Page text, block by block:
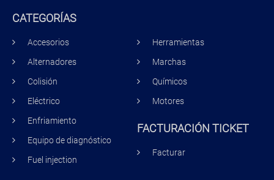
CATEGORÍAS
Accesorios
Alternadores
Colisión
Eléctrico
Enfriamiento
Equipo de diagnóstico
Fuel injection
Herramientas
Marchas
Químicos
Motores
FACTURACIÓN TICKET
Facturar